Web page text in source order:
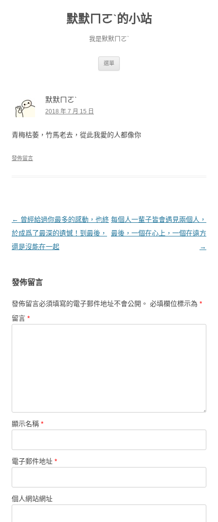
默默ㄇㄛˋ的小站
我是默默ㄇㄛˋ
選單
默默ㄇㄛˋ
2018 年 7 月 15 日
青梅枯萎，竹馬老去，從此我愛的人都像你
發佈留言
文章導覽
← 曾經給過你最多的感動，也終
於成爲了最深的遺憾！到最後，
還是沒能在一起
每個人一輩子皆會遇見兩個人，
最後，一個在心上，一個在遠方
→
發佈留言
發佈留言必須填寫的電子郵件地址不會公開。 必填欄位標示為 *
留言 *
顯示名稱 *
電子郵件地址 *
個人網站網址